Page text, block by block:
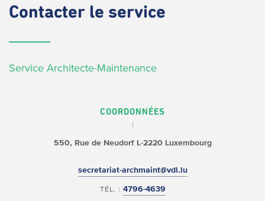
Contacter le service
Service Architecte-Maintenance
COORDONNÉES
550, Rue de NeudorfL-2220 Luxembourg
secretariat-archmaint@vdl.lu
TÉL. : 4796-4639